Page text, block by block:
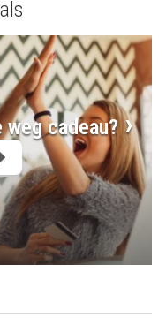
cadeau?